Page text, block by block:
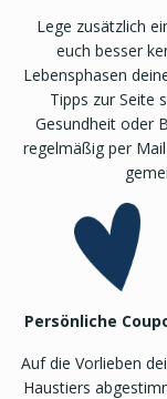
Lege zusätzlich
euch besser
Lebensphasen
Tipps zur Seite
Gesundheit oder
regelmäßig per
Persönliche
Auf die Vorlieben
Haustiers